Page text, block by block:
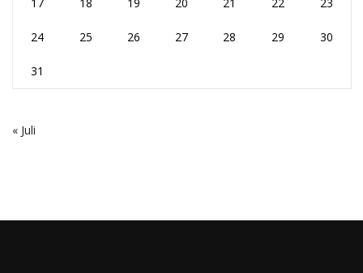
24 25 26 27 28 29 30
31
« Juli